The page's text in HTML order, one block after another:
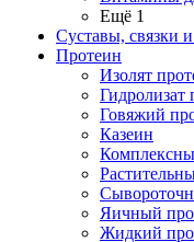
Ещё 1
Суставы, связки
Протеин
Изолят
Гидролизат
Говяжий
Казеин
Яичный
Жидкий